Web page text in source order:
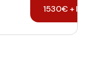
1530€ +